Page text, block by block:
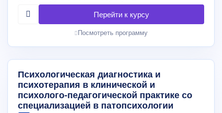
Посмотреть программу
Психологическая диагностика и
психотерапия в клинической и
психолого-педагогической практике со
специализацией в патопсихологии